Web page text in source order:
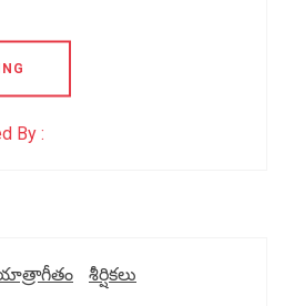
By :
శీర్షికలు